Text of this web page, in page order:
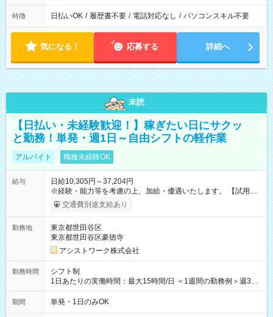
特徴 日払いOK / 履歴書不要 / 電話対応なし / パソコンスキル不要
気になる！ 応募する 詳細へ
未読
【日払い・未経験歓迎！】稼ぎたい日にサクッ
と勤務！単発・週1日～自由シフトの軽作業
アルバイト 職種未経験OK
給与
日給10,305円～37,204円
※経験・能力等を考慮の上、加給・優遇いたします。 【試用期
間】試用期間なし
交通費別途支給あり
勤務地
東京都世田谷区
東京都世田谷区豪徳寺
アシストワーク株式会社
勤務時間
シフト制
1日あたりの実働時間：最大15時間/日 ＜1週間の勤務例＞週3回
勤務 勤務：月・水・金 休み：火・木・土・日 好きな時にお仕事
可能です！ ※1日あたりの最大実働時間は日勤、夜勤共に勤務し
期間 単発・1日のみOK